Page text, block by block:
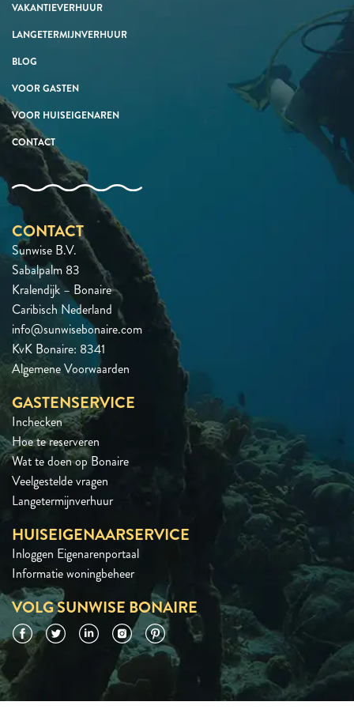
VAKANTIEVERHUUR
LANGETERMIJNVERHUUR
BLOG
VOOR GASTEN
VOOR HUISEIGENAREN
CONTACT
CONTACT
Sunwise B.V.
Sabalpalm 83
Kralendijk – Bonaire
Caribisch Nederland
info@sunwisebonaire.com
KvK Bonaire: 8341
Algemene Voorwaarden
GASTENSERVICE
Inchecken
Hoe te reserveren
Wat te doen op Bonaire
Veelgestelde vragen
Langetermijnverhuur
HUISEIGENAARSERVICE
Inloggen Eigenarenportaal
Informatie woningbeheer
VOLG SUNWISE BONAIRE